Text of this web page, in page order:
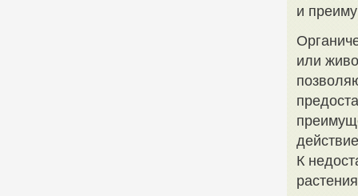
и
или
К